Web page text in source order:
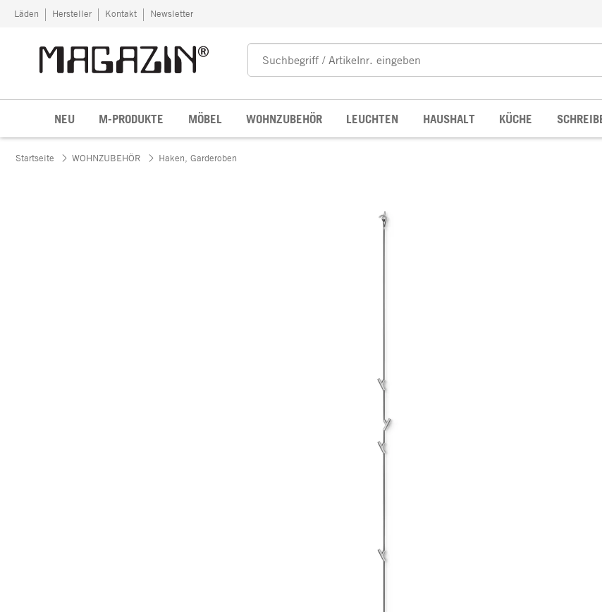
Zum Inhalt springen
Läden Hersteller Kontakt Newsletter
NEU M-PRODUKTE MÖBEL WOHNZUBEHÖR LEUCHTEN HAUSHALT KÜCHE
Startseite WOHNZUBEHÖR Haken, Garderoben